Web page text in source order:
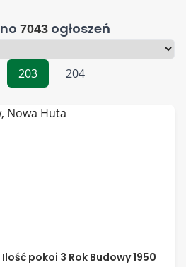
7043 ogłoszeń
203 204
pokoi 3 Rok Budowy 1950